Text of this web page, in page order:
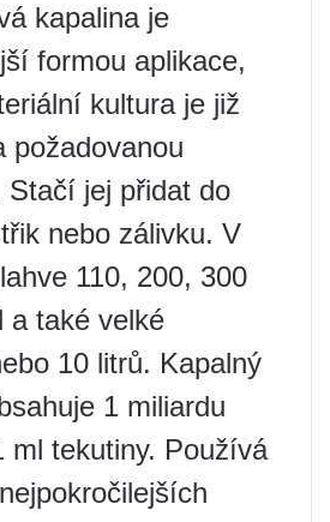
kapalina je
formou aplikace,
kultura je již
požadovanou
Stačí jej přidat do
nebo zálivku. V
110, 200, 300
a také velké
10 litrů. Kapalný
1 miliardu
ml tekutiny. Používá